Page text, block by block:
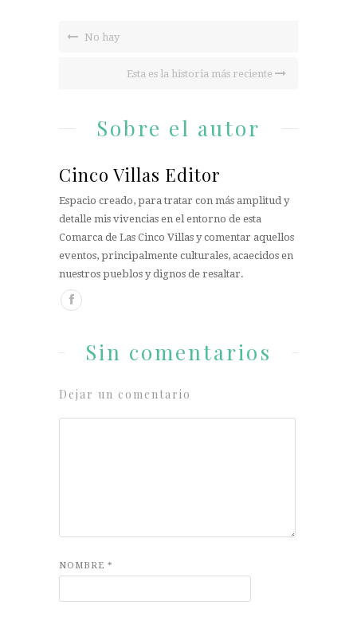
No hay
Esta es la historia más reciente
Sobre el autor
Cinco Villas Editor
Espacio creado, para tratar con más amplitud y
detalle mis vivencias en el entorno de esta
Comarca de Las Cinco Villas y comentar aquellos
eventos, principalmente culturales, acaecidos en
nuestros pueblos y dignos de resaltar.
Sin comentarios
Dejar un comentario
NOMBRE *